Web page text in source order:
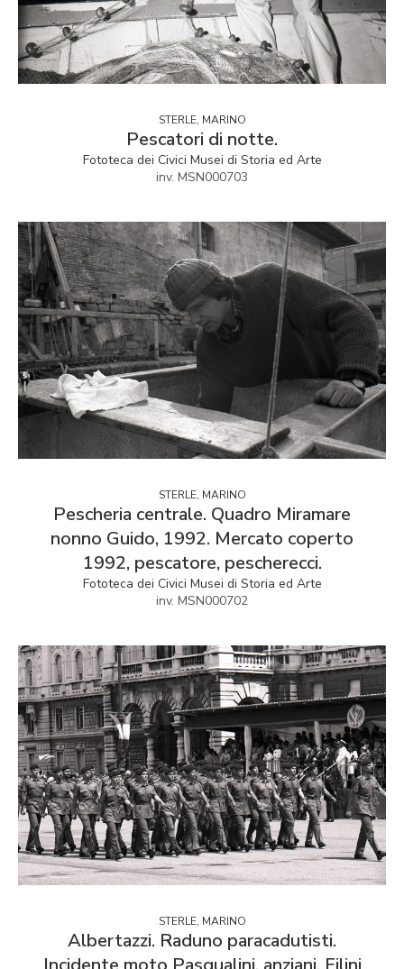
STERLE, MARINO
Pescatori di notte.
Fototeca dei Civici Musei di Storia ed Arte
inv. MSN000703
STERLE, MARINO
Pescheria centrale. Quadro Miramare
nonno Guido, 1992. Mercato coperto
1992, pescatore, pescherecci.
Fototeca dei Civici Musei di Storia ed Arte
inv. MSN000702
STERLE, MARINO
Albertazzi. Raduno paracadutisti.